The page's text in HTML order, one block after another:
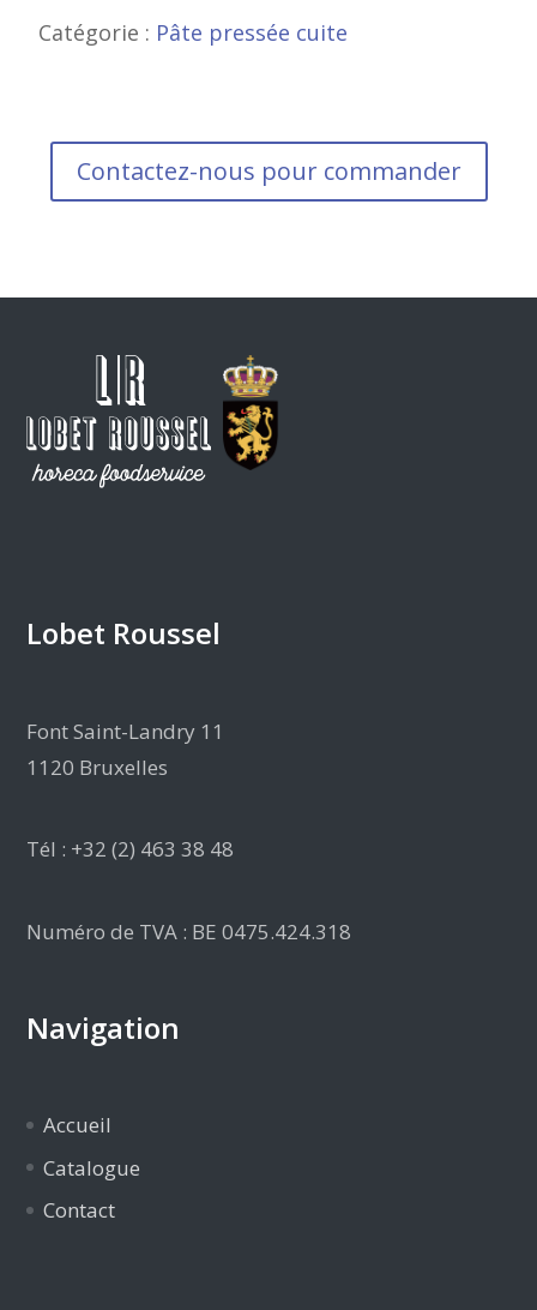
Catégorie : Pâte pressée cuite
Contactez-nous pour commander
Lobet Roussel
Font Saint-Landry 11
1120 Bruxelles
Tél : +32 (2) 463 38 48
Numéro de TVA : BE 0475.424.318
Navigation
Accueil
Catalogue
Contact